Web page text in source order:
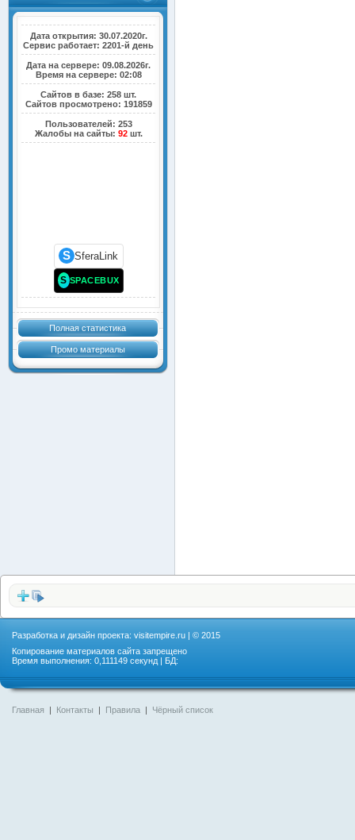
Дата открытия: 30.07.2020г.
Сервис работает: 2201-й день
Дата на сервере: 09.08.2026г.
Время на сервере: 02:08
Сайтов в базе: 258 шт.
Сайтов просмотрено: 191859
Пользователей: 253
Жалобы на сайты: 92шт.
S SferaLink
S SPACEBUX
Полная статистика
Промо материалы
Разработка и дизайн проекта: visitempire.ru | © 2015
Копирование материалов сайта запрещено
Время выполнения: 0,111149 секунд | БД:
Главная | Контакты | Правила | Чёрный список